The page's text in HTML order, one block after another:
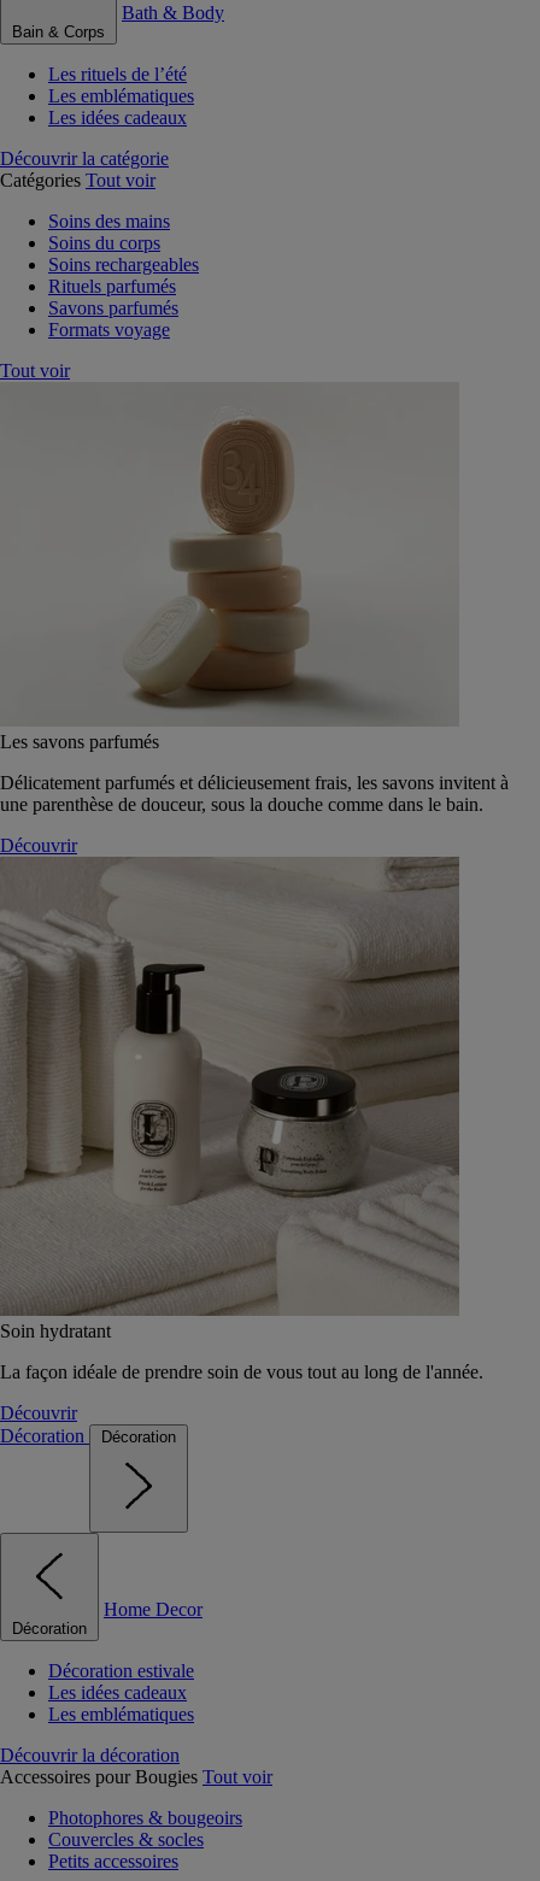
Bain & Corps
Bath & Body
Les rituels de l’été
Les emblématiques
Les idées cadeaux
Découvrir la catégorie
Catégories Tout voir
Soins des mains
Soins du corps
Soins rechargeables
Rituels parfumés
Savons parfumés
Formats voyage
Tout voir
Les savons parfumés
Délicatement parfumés et délicieusement frais, les savons invitent à
une parenthèse de douceur, sous la douche comme dans le bain.
Découvrir
Soin hydratant
La façon idéale de prendre soin de vous tout au long de l'année.
Découvrir
Décoration
Décoration
Décoration
Home Decor
Décoration estivale
Les idées cadeaux
Les emblématiques
Découvrir la décoration
Accessoires pour Bougies Tout voir
Photophores & bougeoirs
Couvercles & socles
Petits accessoires